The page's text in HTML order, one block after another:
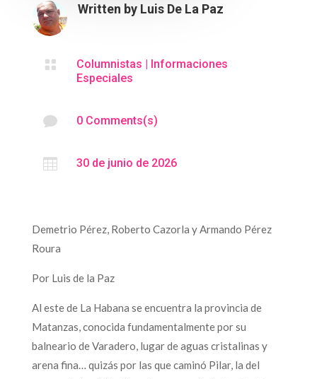
Written by Luis De La Paz
 Columnistas | Informaciones
Especiales
 0 Comments(s)
 30 de junio de 2026
Demetrio Pérez, Roberto Cazorla y Armando Pérez
Roura
Por Luis de la Paz
Al este de La Habana se encuentra la provincia de
Matanzas, conocida fundamentalmente por su
balneario de Varadero, lugar de aguas cristalinas y
arena fina… quizás por las que caminó Pilar, la del